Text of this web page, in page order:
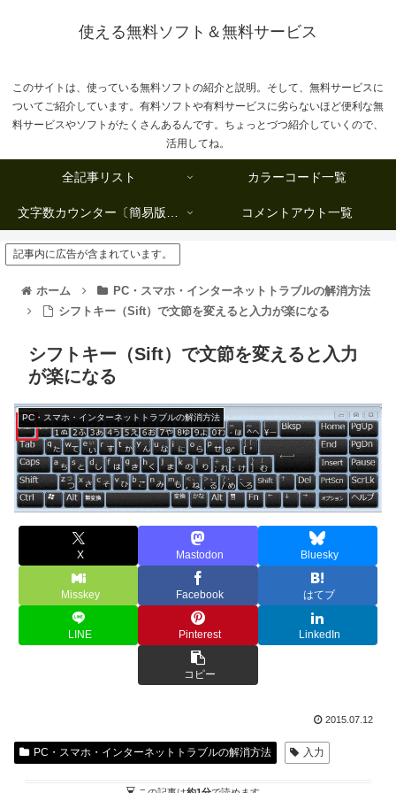
使える無料ソフト＆無料サービス
このサイトは、使っている無料ソフトの紹介と説明。そして、無料サービスに
ついてご紹介しています。有料ソフトや有料サービスに劣らないほど便利な無
料サービスやソフトがたくさんあるんです。ちょっとづつ紹介していくので、
活用してね。
全記事リスト カラーコード一覧
文字数カウンター〔簡易版複数行タイプ〕 コメントアウト一覧
記事内に広告が含まれています。
ホーム
PC・スマホ・インターネットトラブルの解消方法
シフトキー（Sift）で文節を変えると入力が楽になる
シフトキー（Sift）で文節を変えると入力
が楽になる
PC・スマホ・インターネットトラブルの解消方法
X Mastodon Bluesky
Misskey Facebook はてブ
LINE Pinterest LinkedIn
コピー
2015.07.12
PC・スマホ・インターネットトラブルの解消方法 入力